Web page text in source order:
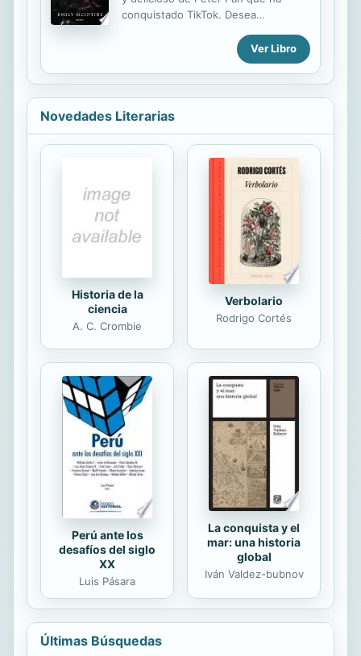
atrevemos a romper el silencio
estridente que nos rodea -. Aquí
encontrará ejemplos que le pueden
ayudar a encontrar sus musas, sus
demonios y sus glorias. Espero como
conquistado TikTok. Desea
todavía más... James ha tenido
siempre un único objetivo: acabar
día, la hija de Peter, Wendy, de solo
veinte años, entra en el bar de
seducirá y la utilizará para vengarse.
Parece el plan perfecto... hasta que
todo empieza a desmoronarse. De
pronto, James tiene que encontrar al
traidor que se esconde entre los
suyos, y su plan de venganza se
complica cuando Wendy empieza a
ser mucho más que...
Ver Libro
Novedades Literarias
Historia de la
ciencia
A. C. Crombie
Verbolario
Rodrigo Cortés
Perú ante los
desafíos del siglo
XX
Luis Pásara
La conquista y el
mar: una historia
global
Iván Valdez-bubnov
Últimas Búsquedas